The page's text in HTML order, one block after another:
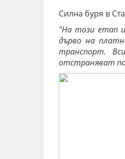
Силна буря в
"На този етап
дърво на
транспорт.
отстраняват